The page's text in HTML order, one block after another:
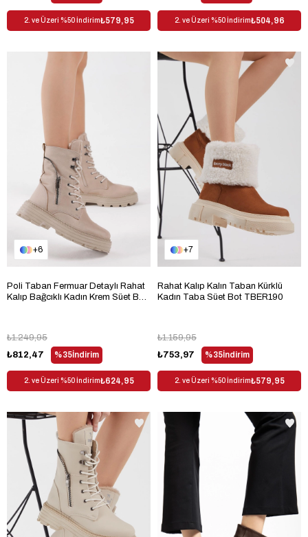
2. ve Üzeri %50 İndirim₺579,95 2. ve Üzeri %50 İndirim₺504,96
6
Poli Taban Fermuar Detaylı Rahat
Kalıp Bağcıklı Kadın Krem Süet Bot
%35İndirim
₺812,47
₺1.249,95
2. ve Üzeri %50 İndirim₺624,95
7
Rahat Kalıp Kalın Taban Kürklü
Kadın Taba Süet Bot TBER190
%35İndirim
₺753,97
₺1.159,95
2. ve Üzeri %50 İndirim₺579,95